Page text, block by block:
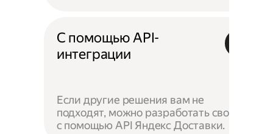
С помощью API-
интеграции
Если другие решения вам не
подходят, можно разработать своё —
с помощью API Яндекс Доставки.